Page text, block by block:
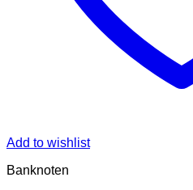
Add to wishlist
Banknoten